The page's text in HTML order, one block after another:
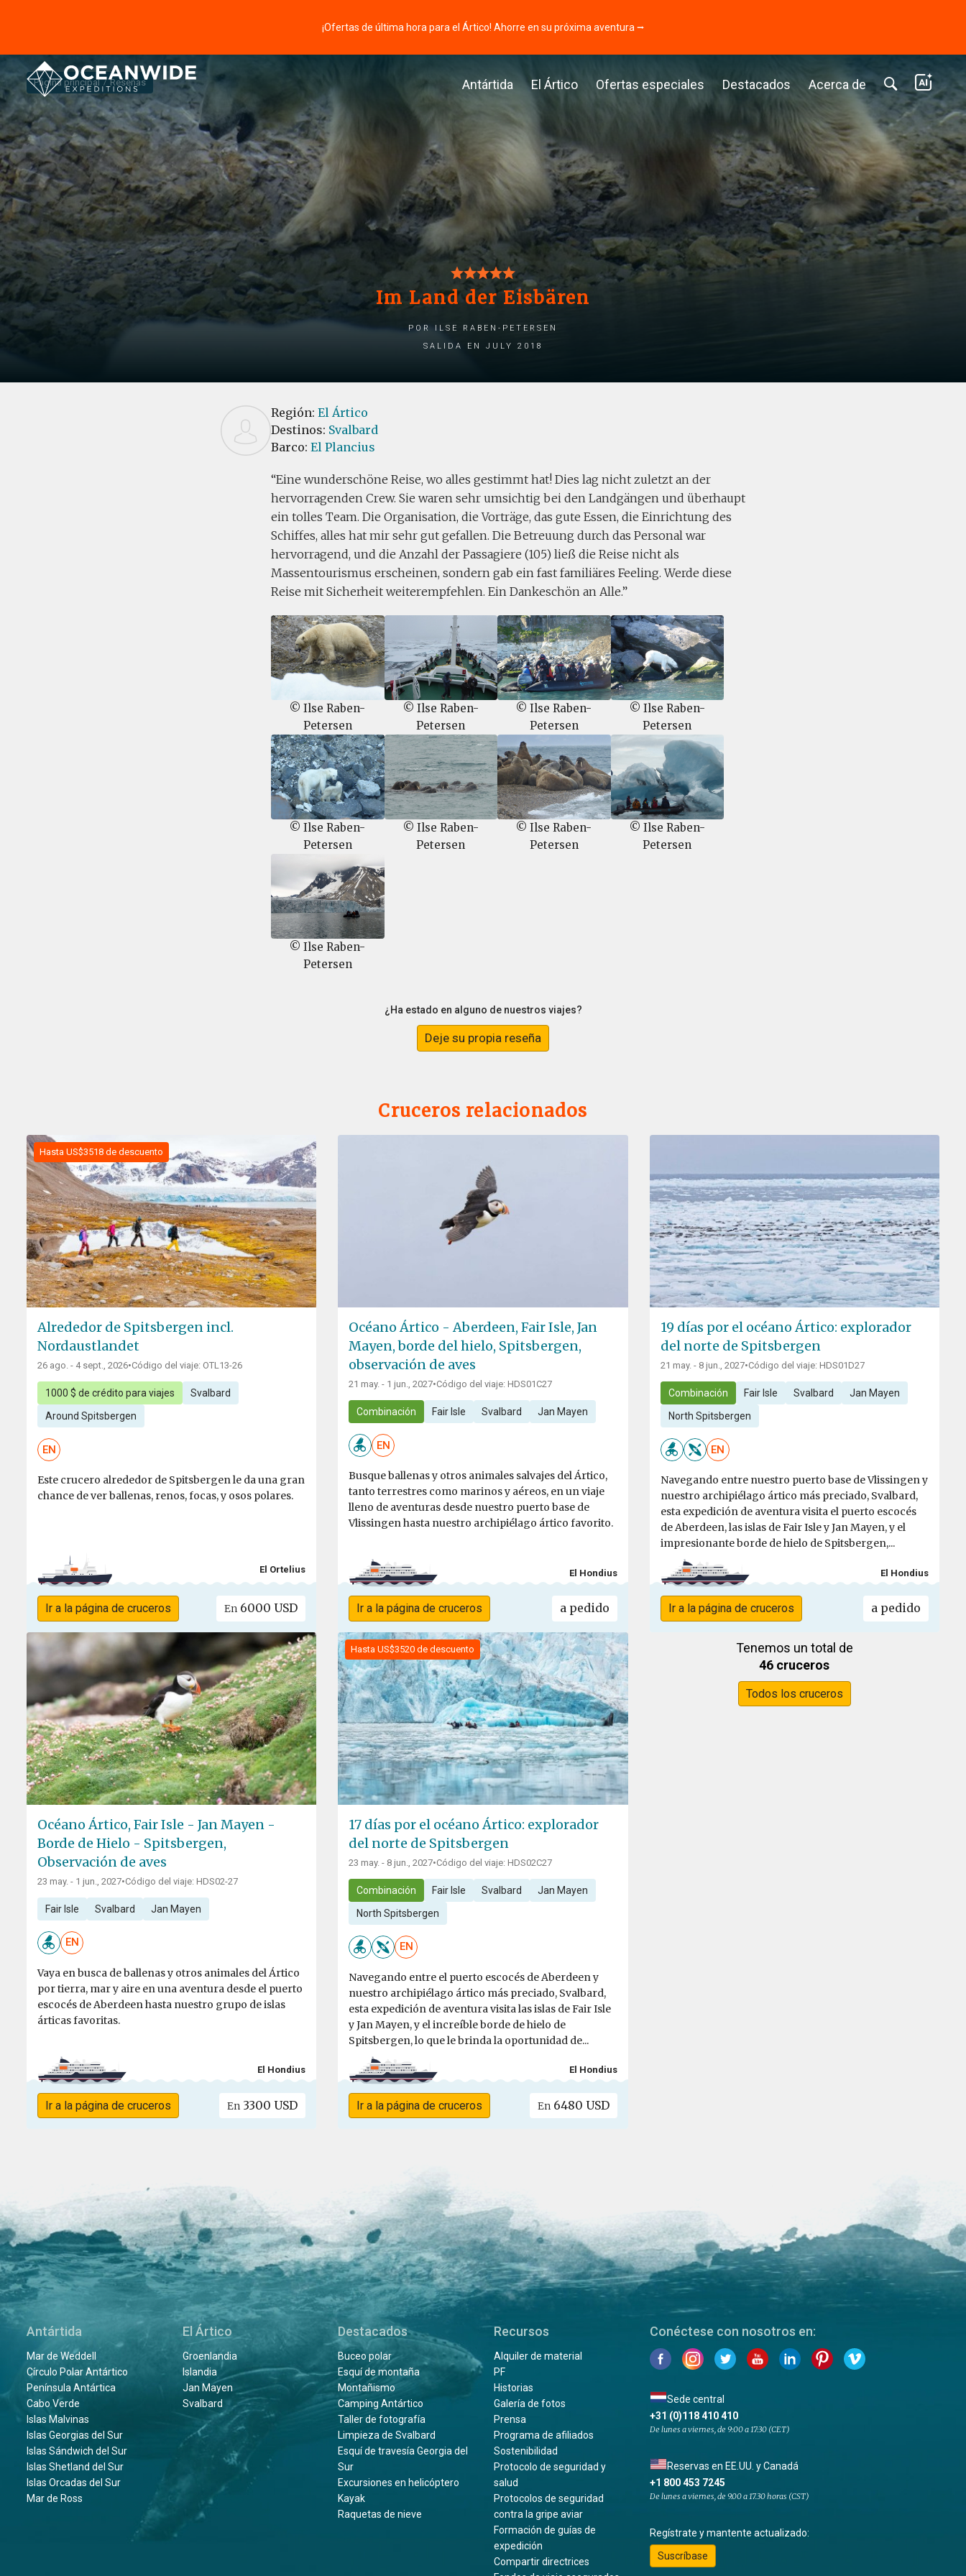
¡Ofertas de última hora para el Ártico! Ahorre en su próxima aventura ⭢
Antártida El Ártico Ofertas especiales Destacados Acerca de
Página principal Reseñas
Im Land der Eisbären
por ilse Raben-Petersen
Salida en July 2018
Región: El Ártico
Destinos: Svalbard
Barco: El Plancius
Eine wunderschöne Reise, wo alles gestimmt hat! Dies lag nicht zuletzt an der
hervorragenden Crew. Sie waren sehr umsichtig bei den Landgängen und überhaupt
ein tolles Team. Die Organisation, die Vorträge, das gute Essen, die Einrichtung des
Schiffes, alles hat mir sehr gut gefallen. Die Betreuung durch das Personal war
hervorragend, und die Anzahl der Passagiere (105) ließ die Reise nicht als
Massentourismus erscheinen, sondern gab ein fast familiäres Feeling. Werde diese
Reise mit Sicherheit weiterempfehlen. Ein Dankeschön an Alle.
© Ilse Raben-
Petersen
© Ilse Raben-
Petersen
© Ilse Raben-
Petersen
© Ilse Raben-
Petersen
© Ilse Raben-
Petersen
© Ilse Raben-
Petersen
© Ilse Raben-
Petersen
© Ilse Raben-
Petersen
© Ilse Raben-
Petersen
¿Ha estado en alguno de nuestros viajes?
Deje su propia reseña
Cruceros relacionados
Hasta US$3518 de descuento
Alrededor de Spitsbergen incl.
Nordaustlandet
26 ago. - 4 sept., 2026•Código del viaje: OTL13-26
1000 $ de crédito para viajes Svalbard
Around Spitsbergen
EN
Este crucero alrededor de Spitsbergen le da una gran
chance de ver ballenas, renos, focas, y osos polares.
El Ortelius
Ir a la página de cruceros En 6000 USD
Océano Ártico - Aberdeen, Fair Isle, Jan
Mayen, borde del hielo, Spitsbergen,
observación de aves
21 may. - 1 jun., 2027•Código del viaje: HDS01C27
Combinación Fair Isle Svalbard Jan Mayen
EN
Busque ballenas y otros animales salvajes del Ártico,
tanto terrestres como marinos y aéreos, en un viaje
lleno de aventuras desde nuestro puerto base de
Vlissingen hasta nuestro archipiélago ártico favorito.
El Hondius
Ir a la página de cruceros a pedido
19 días por el océano Ártico: explorador
del norte de Spitsbergen
21 may. - 8 jun., 2027•Código del viaje: HDS01D27
Combinación Fair Isle Svalbard Jan Mayen
North Spitsbergen
EN
Navegando entre nuestro puerto base de Vlissingen y
nuestro archipiélago ártico más preciado, Svalbard,
esta expedición de aventura visita el puerto escocés
de Aberdeen, las islas de Fair Isle y Jan Mayen, y el
impresionante borde de hielo de Spitsbergen,...
El Hondius
Ir a la página de cruceros a pedido
Océano Ártico, Fair Isle - Jan Mayen -
Borde de Hielo - Spitsbergen,
Observación de aves
23 may. - 1 jun., 2027•Código del viaje: HDS02-27
Fair Isle Svalbard Jan Mayen
EN
Vaya en busca de ballenas y otros animales del Ártico
por tierra, mar y aire en una aventura desde el puerto
escocés de Aberdeen hasta nuestro grupo de islas
árticas favoritas.
El Hondius
Ir a la página de cruceros En 3300 USD
Hasta US$3520 de descuento
17 días por el océano Ártico: explorador
del norte de Spitsbergen
23 may. - 8 jun., 2027•Código del viaje: HDS02C27
Combinación Fair Isle Svalbard Jan Mayen
North Spitsbergen
EN
Navegando entre el puerto escocés de Aberdeen y
nuestro archipiélago ártico más preciado, Svalbard,
esta expedición de aventura visita las islas de Fair Isle
y Jan Mayen, y el increíble borde de hielo de
Spitsbergen, lo que le brinda la oportunidad de...
El Hondius
Ir a la página de cruceros En 6480 USD
Tenemos un total de
46 cruceros
Todos los cruceros
Antártida
Mar de Weddell
Círculo Polar Antártico
Península Antártica
Cabo Verde
Islas Malvinas
Islas Georgias del Sur
Islas Sándwich del Sur
Islas Shetland del Sur
Islas Orcadas del Sur
Mar de Ross
El Ártico
Groenlandia
Islandia
Jan Mayen
Svalbard
Destacados
Buceo polar
Esquí de montaña
Montañismo
Camping Antártico
Taller de fotografía
Limpieza de Svalbard
Esquí de travesía Georgia del
Sur
Excursiones en helicóptero
Kayak
Raquetas de nieve
Recursos
Alquiler de material
PF
Historias
Galería de fotos
Prensa
Programa de afiliados
Sostenibilidad
Protocolo de seguridad y
salud
Protocolos de seguridad
contra la gripe aviar
Formación de guías de
expedición
Compartir directrices
Conéctese con nosotros en:
Sede central
+31 (0)118 410 410
De lunes a viernes, de 9:00 a 17:30 (CET)
Reservas en EE.UU. y Canadá
+1 800 453 7245
De lunes a viernes, de 9.00 a 17.30 horas (CST)
Regístrate y mantente actualizado:
Suscríbase